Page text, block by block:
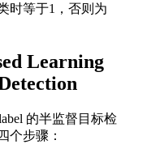
时等于1，否则为
Learning
的半监督目标检
个步骤：